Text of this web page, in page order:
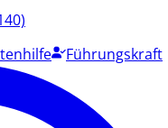
Führungskraft